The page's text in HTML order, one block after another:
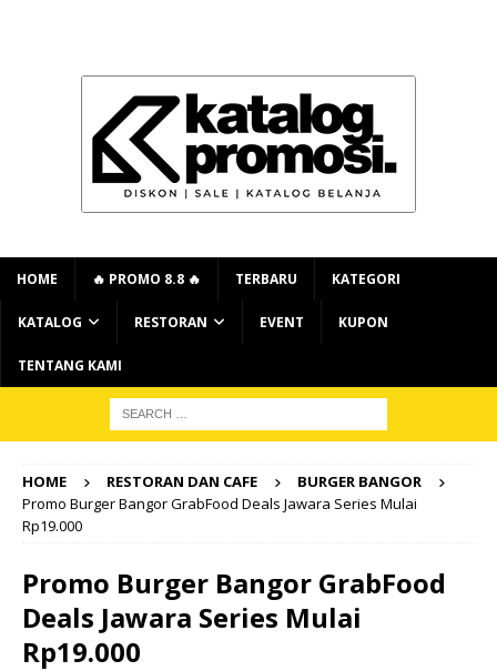
HOME 🔥 PROMO 8.8 🔥 TERBARU KATEGORI
KATALOG RESTORAN EVENT KUPON
TENTANG KAMI
HOME RESTORAN DAN CAFE
BURGER BANGOR
Promo Burger Bangor GrabFood Deals Jawara Series Mulai
Rp19.000
Promo Burger Bangor GrabFood
Deals Jawara Series Mulai
Rp19.000